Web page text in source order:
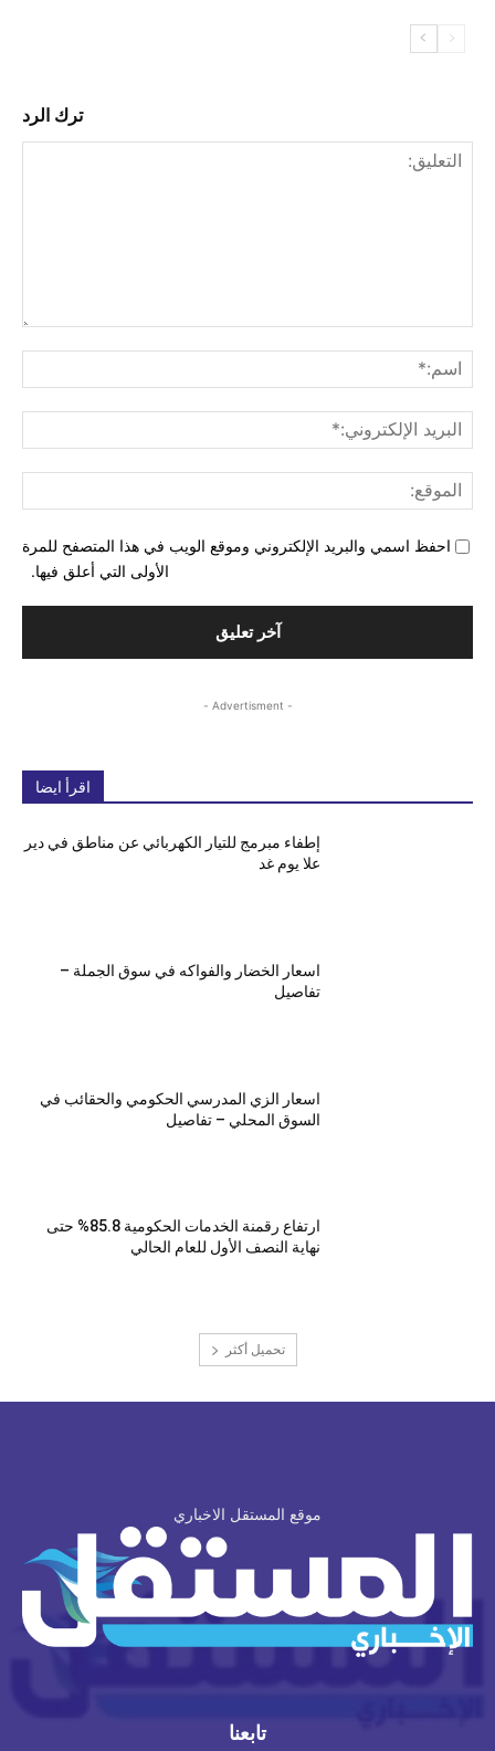
ترك الرد
احفظ اسمي والبريد الإلكتروني وموقع الويب في هذا المتصفح للمرة
الأولى التي أعلق فيها.
- Advertisment -
اقرأ ايضا
إطفاء مبرمج للتيار الكهربائي عن مناطق في دير
علا يوم غد
اسعار الخضار والفواكه في سوق الجملة –
تفاصيل
اسعار الزي المدرسي الحكومي والحقائب في
السوق المحلي – تفاصيل
ارتفاع رقمنة الخدمات الحكومية 85.8% حتى
نهاية النصف الأول للعام الحالي
تحميل أكثر
موقع المستقل الاخباري
تابعنا